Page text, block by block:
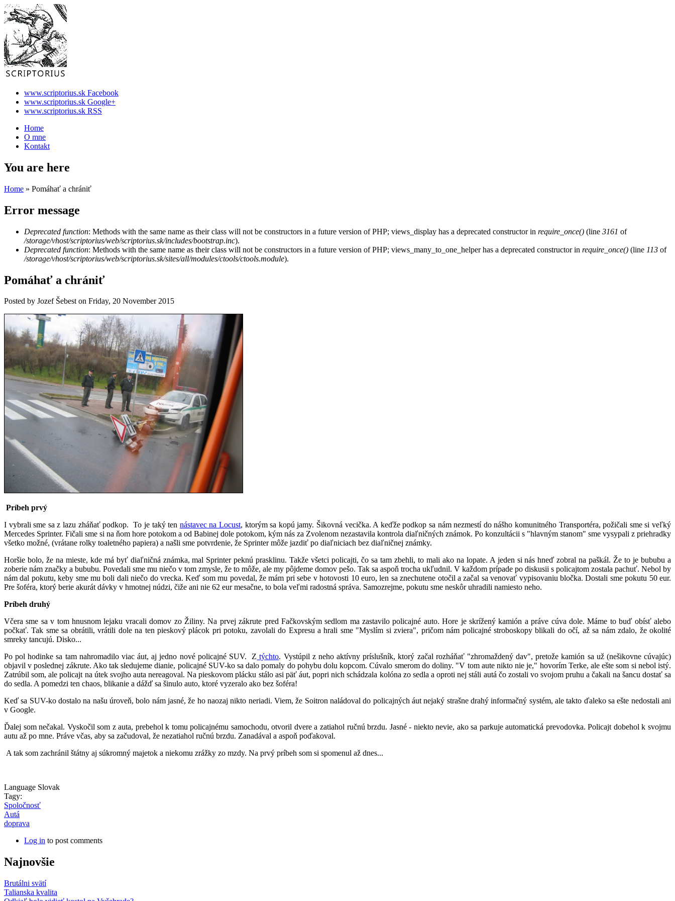
www.scriptorius.sk Facebook
www.scriptorius.sk Google+
www.scriptorius.sk RSS
Home
O mne
Kontakt
You are here
Home » Pomáhať a chrániť
Error message
Deprecated function: Methods with the same name as their class will not be constructors in a future version of PHP; views_display has a deprecated constructor in require_once() (line 3161 of
/storage/vhost/scriptorius/web/scriptorius.sk/includes/bootstrap.inc).
Deprecated function: Methods with the same name as their class will not be constructors in a future version of PHP; views_many_to_one_helper has a deprecated constructor in require_once() (line 113 of
/storage/vhost/scriptorius/web/scriptorius.sk/sites/all/modules/ctools/ctools.module).
Pomáhať a chrániť
Posted by Jozef Šebeston Friday, 20 November 2015
Príbeh prvý
I vybrali sme sa z lazu zháňať podkop. To je taký ten nástavec na Locust, ktorým sa kopú jamy. Šikovná vecička. A keďže podkop sa nám nezmestí do nášho komunitného Transportéra, požičali sme si veľký
Mercedes Sprinter. Fičali sme si na ňom hore potokom a od Babinej dole potokom, kým nás za Zvolenom nezastavila kontrola diaľničných známok. Po konzultácii s "hlavným stanom" sme vysypali z priehradky
všetko možné, (vrátane rolky toaletného papiera) a našli sme potvrdenie, že Sprinter môže jazdiť po diaľniciach bez diaľničnej známky.
Horšie bolo, že na mieste, kde má byť diaľničná známka, mal Sprinter peknú prasklinu. Takže všetci policajti, čo sa tam zbehli, to mali ako na lopate. A jeden si nás hneď zobral na paškál. Že to je bububu a
zoberie nám značky a bububu. Povedali sme mu niečo v tom zmysle, že to môže, ale my pôjdeme domov pešo. Tak sa aspoň trocha ukľudnil. V každom prípade po diskusii s policajtom zostala pachuť. Nebol by
nám dal pokutu, keby sme mu boli dali niečo do vrecka. Keď som mu povedal, že mám pri sebe v hotovosti 10 euro, len sa znechutene otočil a začal sa venovať vypisovaniu bločka. Dostali sme pokutu 50 eur.
Pre šoféra, ktorý berie akurát dávky v hmotnej núdzi, čiže ani nie 62 eur mesačne, to bola veľmi radostná správa. Samozrejme, pokutu sme neskôr uhradili namiesto neho.
Príbeh druhý
Včera sme sa v tom hnusnom lejaku vracali domov zo Žiliny. Na prvej zákrute pred Fačkovským sedlom ma zastavilo policajné auto. Hore je skrížený kamión a práve cúva dole. Máme to buď obísť alebo
počkať. Tak sme sa obrátili, vrátili dole na ten pieskový plácok pri potoku, zavolali do Expresu a hrali sme "Myslím si zviera", pričom nám policajné stroboskopy blikali do očí, až sa nám zdalo, že okolité
smreky tancujú. Disko...
Po pol hodinke sa tam nahromadilo viac áut, aj jedno nové policajné SUV. Z týchto. Vystúpil z neho aktívny príslušník, ktorý začal rozháňať "zhromaždený dav", pretože kamión sa už (nešikovne cúvajúc)
objavil v poslednej zákrute. Ako tak sledujeme dianie, policajné SUV-ko sa dalo pomaly do pohybu dolu kopcom. Cúvalo smerom do doliny. "V tom aute nikto nie je," hovorím Terke, ale ešte som si nebol istý.
Zatrúbil som, ale policajt na útek svojho auta nereagoval. Na pieskovom plácku stálo asi päť áut, popri nich schádzala kolóna zo sedla a oproti nej stáli autá čo zostali vo svojom pruhu a čakali na šancu dostať sa
do sedla. A pomedzi ten chaos, blikanie a dážď sa šinulo auto, ktoré vyzeralo ako bez šoféra!
Keď sa SUV-ko dostalo na našu úroveň, bolo nám jasné, že ho naozaj nikto neriadi. Viem, že Soitron naládoval do policajných áut nejaký strašne drahý informačný systém, ale takto ďaleko sa ešte nedostali ani
v Google.
Ďalej som nečakal. Vyskočil som z auta, prebehol k tomu policajnému samochodu, otvoril dvere a zatiahol ručnú brzdu. Jasné - niekto nevie, ako sa parkuje automatická prevodovka. Policajt dobehol k svojmu
autu až po mne. Práve včas, aby sa začudoval, že nezatiahol ručnú brzdu. Zanadával a aspoň poďakoval.
A tak som zachránil štátny aj súkromný majetok a niekomu zrážky zo mzdy. Na prvý príbeh som si spomenul až dnes...
Language Slovak
Tagy:
Spoločnosť
Autá
doprava
Log in to post comments
Najnovšie
Brutálni svätí
Talianska kvalita